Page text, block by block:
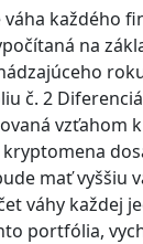
každého
na
č. 2
vzťahom
mať vyššiu
váhy každej
portfólia,